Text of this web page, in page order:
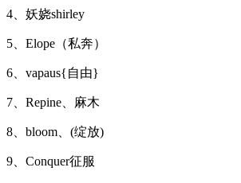
4、妖娆shirley
5、Elope（私奔）
6、vapaus{自由}
7、Repine、麻木
8、bloom、(绽放)
9、Conquer征服